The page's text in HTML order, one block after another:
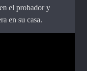
el probador y
en su casa.